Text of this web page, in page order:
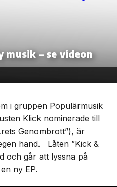
musik – se videon
i gruppen Populärmusik
Klick nominerade till
Genombrott”), är
hand. Låten ”Kick &
och går att lyssna på
ny EP.